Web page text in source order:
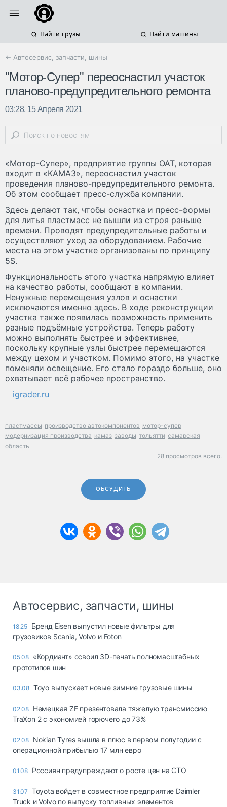
Найти грузы Найти машины
← Автосервис, запчасти, шины
"Мотор-Супер" переоснастил участок
планово-предупредительного ремонта
03:28, 15 Апреля 2021
«Мотор-Супер», предприятие группы ОАТ, которая
входит в «КАМАЗ», переоснастил участок
проведения планово-предупредительного ремонта.
Об этом сообщает пресс-служба компании.
Здесь делают так, чтобы оснастка и пресс-формы
для литья пластмасс не вышли из строя раньше
времени. Проводят предупредительные работы и
осуществляют уход за оборудованием. Рабочие
места на этом участке организованы по принципу
5S.
Функциональность этого участка напрямую влияет
на качество работы, сообщают в компании.
Ненужные перемещения узлов и оснастки
исключаются именно здесь. В ходе реконструкции
участка также появилась возможность применить
разные подъёмные устройства. Теперь работу
можно выполнять быстрее и эффективнее,
поскольку крупные узлы быстрее перемещаются
между цехом и участком. Помимо этого, на участке
поменяли освещение. Его стало гораздо больше, оно
охватывает всё рабочее пространство.
igrader.ru
пластмассы производство автокомпонентов мотор-супер
модернизация производства камаз заводы тольятти самарская
область
28 просмотров всего.
ОБСУДИТЬ
Автосервис, запчасти, шины
18:25 Бренд Eisen выпустил новые фильтры для
грузовиков Scania, Volvo и Foton
05.08 «Кордиант» освоил 3D-печать полномасштабных
прототипов шин
03.08 Toyo выпускает новые зимние грузовые шины
02.08 Немецкая ZF презентовала тяжелую трансмиссию
TraXon 2 с экономией горючего до 73%
02.08 Nokian Tyres вышла в плюс в первом полугодии с
операционной прибылью 17 млн евро
01.08 Россиян предупреждают о росте цен на СТО
31.07 Toyota войдет в совместное предприятие Daimler
Truck и Volvo по выпуску топливных элементов